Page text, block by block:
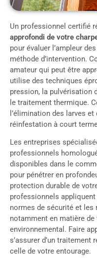
Un professionnel certifié
approfondi de votre
pour évaluer l’ampleur
méthode d’intervention.
amateur qui peut être
utilise des techniques
pression, la pulvérisation
le traitement thermique.
l’élimination des larves
réinfestation à court
Les entreprises
professionnels
disponibles dans le
pour pénétrer en
protection durable de
professionnels
normes de sécurité et les
notamment en matière
environnemental. Faire
s’assurer d’un traitement
celle de votre entourage.